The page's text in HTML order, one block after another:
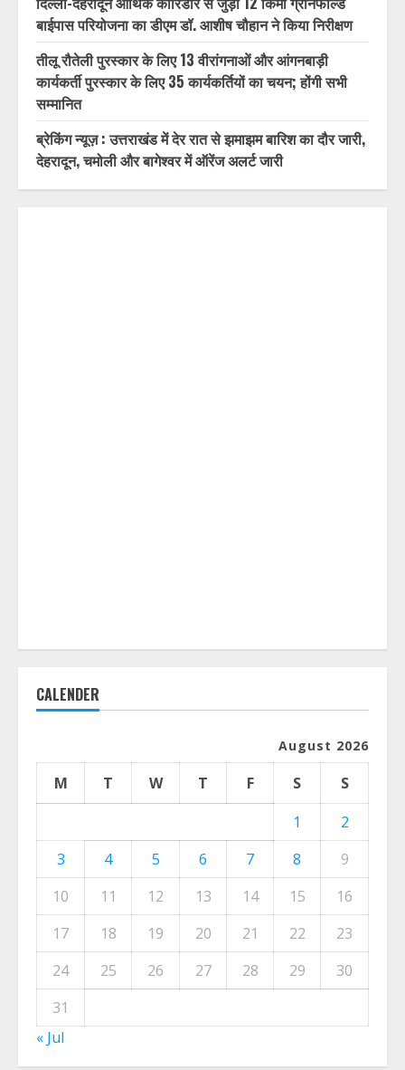
बाईपास परियोजना का डीएम डॉ. आशीष चौहान ने किया निरीक्षण
तीलू रौतेली पुरस्कार के लिए 13 वीरांगनाओं और आंगनबाड़ी
कार्यकर्ती पुरस्कार के लिए 35 कार्यकर्तियों का चयन; होंगी सभी
सम्मानित
ब्रेकिंग न्यूज़ : उत्तराखंड में देर रात से झमाझम बारिश का दौर जारी,
देहरादून, चमोली और बागेश्वर में ऑरेंज अलर्ट जारी
CALENDER
August 2026
M T W T F S
S
1
2
3
4 5 6 7 8
9
10
11 12 13 14 15
16
17
18 19 20 21 22
23
24
25 26 27 28 29
30
31
« Jul